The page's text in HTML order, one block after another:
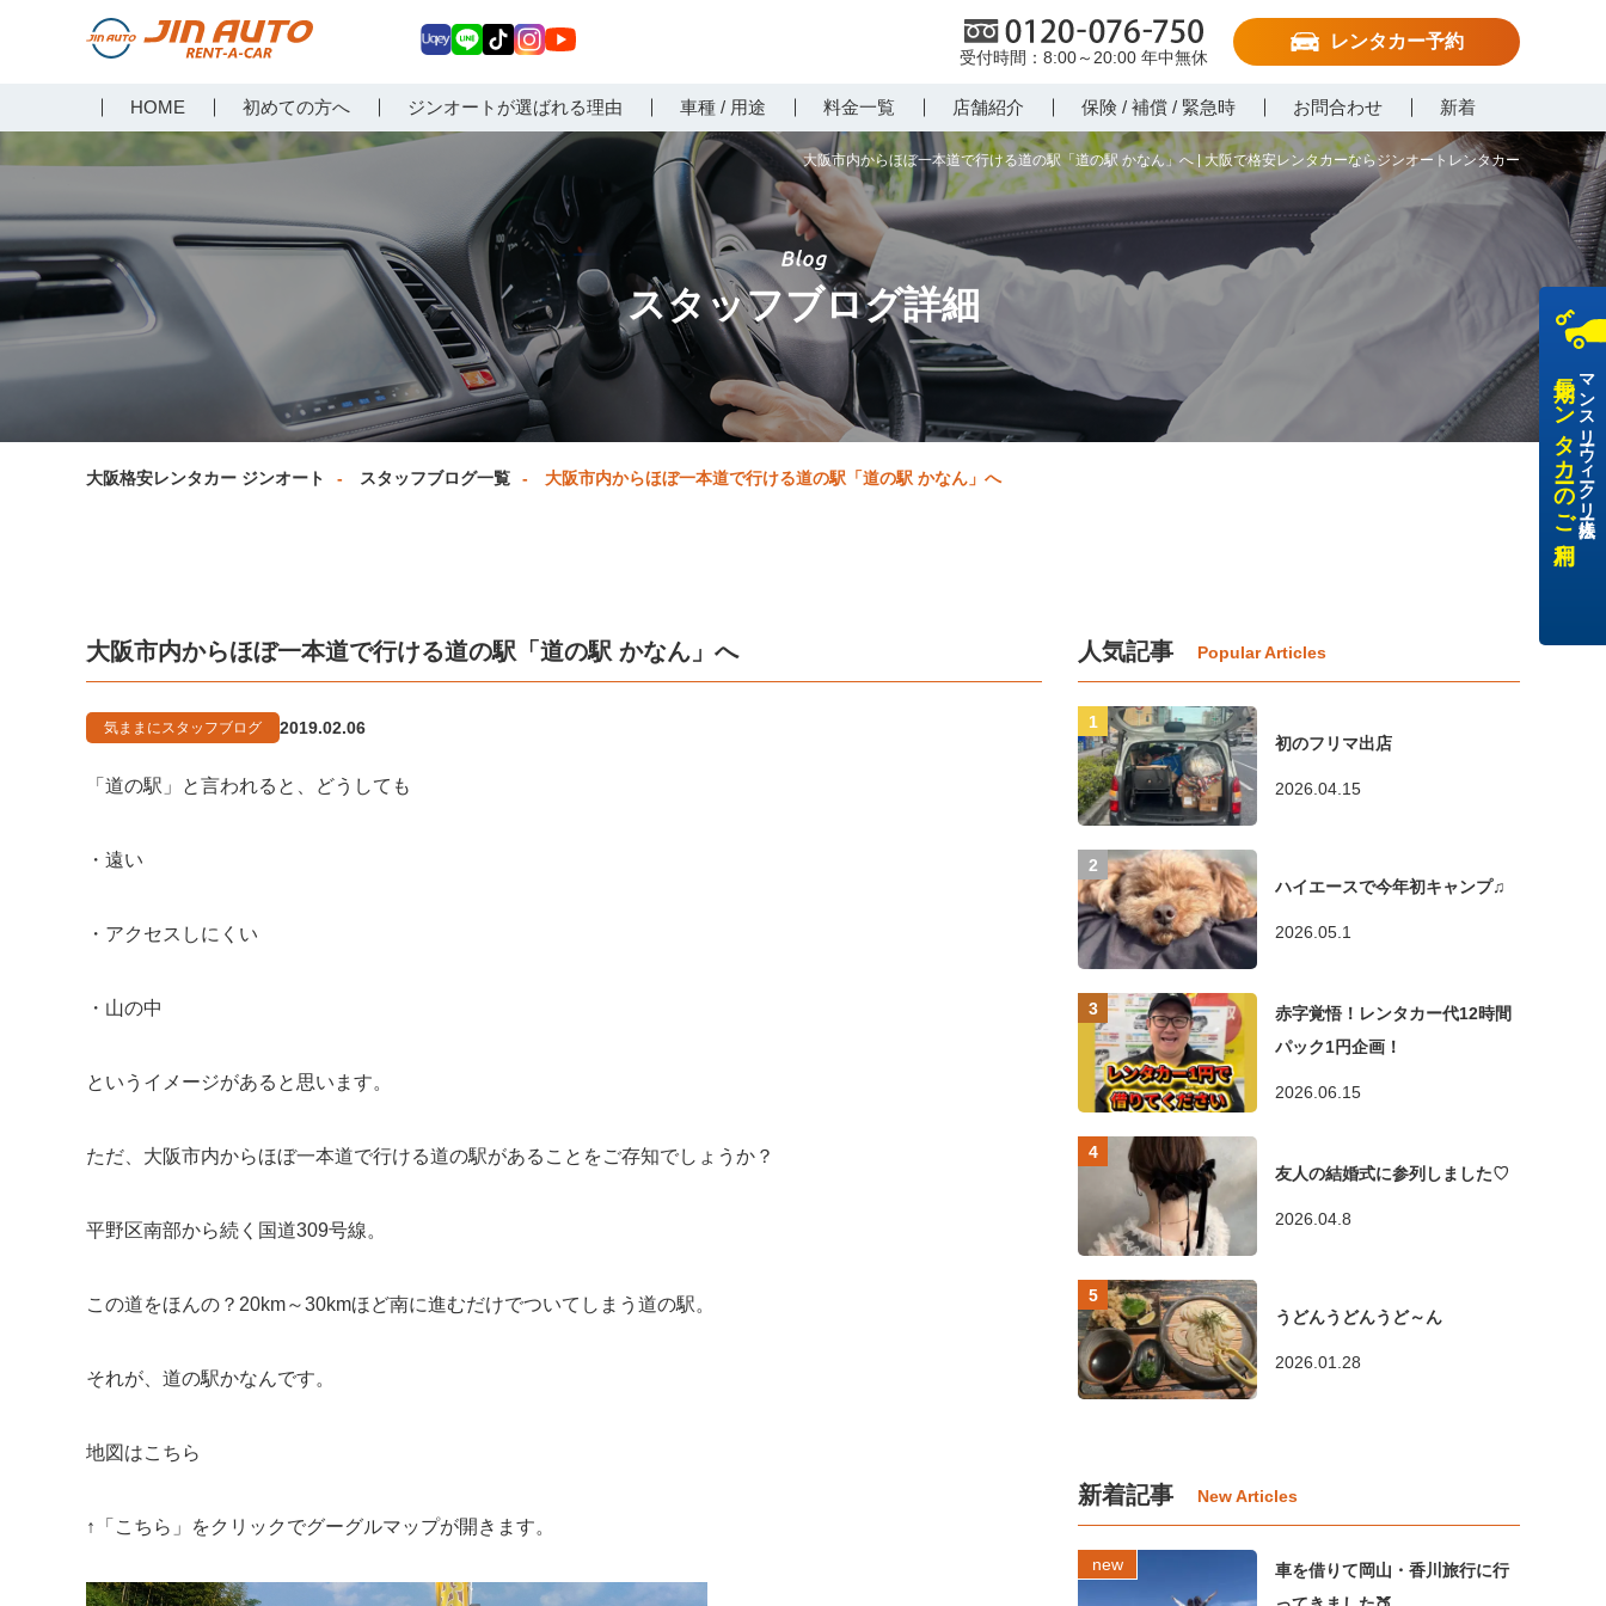
大阪市内からほぼ一本道で行ける道の駅「道の駅 かなん」へ | 大阪で格安レンタカーならジンオートレンタカー
らジンオートレンタカー
0120-076-750
8:00～20:00 年中無休
レンタカー予約
HOME 初めての方へ ジンオートが選ばれる理由 車種 / 用途 料金一覧 店舗紹介 保険 / 補償 / 緊急時 お問合わせ 新着
ey E
Tokagr
am
uT
ub
スタッフブログ詳細
大阪格安レンタカー ジンオート スタッフブログ一覧 大阪市内からほぼ一本道で行ける道の駅「道の駅 かなん」へ
大阪市内からほぼ一本道で行ける道の駅「道の駅 かなん」へ
気ままにスタッフブログ 2019.02.06
「道の駅」と言われると、どうしても
・遠い
・アクセスしにくい
・山の中
というイメージがあると思います。
ただ、大阪市内からほぼ一本道で行ける道の駅があることをご存知でしょうか？
平野区南部から続く国道309号線。
この道をほんの？20km～30kmほど南に進むだけでついてしまう道の駅。
それが、道の駅かなんです。
地図はこちら
↑「こちら」をクリックでグーグルマップが開きます。
人気記事
初のフリマ出店
2026.04.15
ハイエースで今年初キャンプ♫
2026.05.1
赤字覚悟！レンタカー代12時間
パック1円企画！
2026.06.15
友人の結婚式に参列しました♡
2026.04.8
うどんうどんうど～ん
2026.01.28
新着記事
車を借りて岡山・香川旅行に行
マンスリー・ウィークリー・法人様
長期レンタカーのご利用